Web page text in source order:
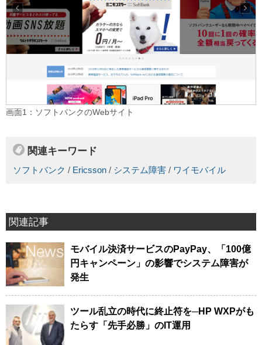
画面1：ソフトバンクのWebサイト
関連キーワード
ソフトバンク / Ericsson / システム障害 / ワイモバイル
関連記事
モバイル決済サービスのPayPay、「100億
円キャンペーン」の影響でシステム障害が
発生
ツール乱立の時代に終止符を─HP WXPがも
たらす「先手必勝」のIT運用